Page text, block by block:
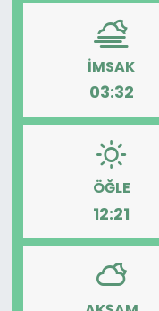
İMSAK
03:32
ÖĞLE
12:21
POLİTİKA
SAĞLIK
Siyaset
TEKNOLOJİ
Yaşam